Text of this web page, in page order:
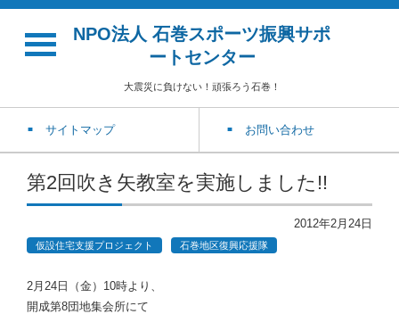
NPO法人 石巻スポーツ振興サポ
ートセンター
大震災に負けない！頑張ろう石巻！
サイトマップ お問い合わせ
第2回吹き矢教室を実施しました!!
2012年2月24日
仮設住宅支援プロジェクト 石巻地区復興応援隊
2月24日（金）10時より、
開成第8団地集会所にて